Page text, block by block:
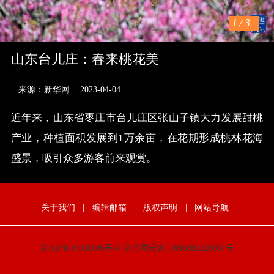
1 /3
山东台儿庄：春来桃花美
来源：新华网 2023-04-04
近年来，山东省枣庄市台儿庄区张山子镇大力发展甜桃
产业，种植面积发展到1万余亩，在花期形成桃林花海
盛景，吸引众多游客前来观赏。
关于我们 | 编辑邮箱 | 版权声明 | 网站导航 |
京ICP备19001086号-1 京公网安备11010802028087号